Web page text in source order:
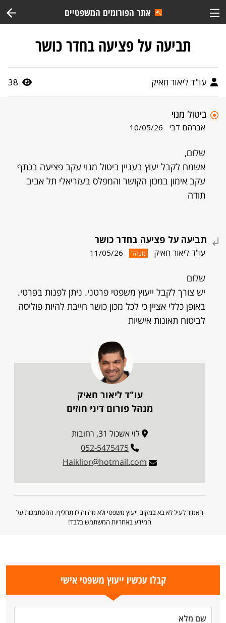
אתר הפורומים המשפטיים
תביעה על פציעה בחדר כושר
עו"ד ליאור חאיק 38
ביטול מנוי
אברהם דבי 10/05/26
שלום,
אשמח לקבל יעוץ בעניין ביטול מנוי עקב פציעה בכתף
עקב אימון במכון הקושר והמפלס בעזריאלי תל אביב
תודה
תביעה על פציעה בחדר כושר
עו"ד ליאור חאיק מנהל 11/05/26
שלום
יש צורך לקבל ייעוץ משפטי פרטני. ניתן לפנות בפרטי.
באופן כללי אציין כי לכל מכון כושר חייבת להיות פוליסה
לביטוח תאונות אישיות
עו"ד ליאור חאיק
מנהל פורום דיני חוזים
לוי אשכול 31, רחובות
052-5475475
Haiklior@hotmail.com
האמור לעיל לא בא במקום ייעוץ משפטי ולא מהווה לו תחליף. ההסתמכות על
המידע באחריות המשתמש בלבד!
קבלו עכשיו ייעוץ משפטי אישי